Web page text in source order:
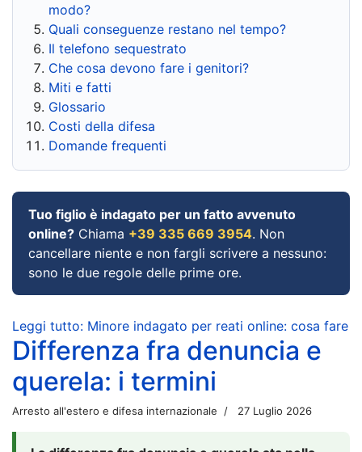
modo?
Quali conseguenze restano nel tempo?
Il telefono sequestrato
Che cosa devono fare i genitori?
Miti e fatti
Glossario
Costi della difesa
Domande frequenti
Tuo figlio è indagato per un fatto avvenuto
online? Chiama +39 335 669 3954. Non
cancellare niente e non fargli scrivere a nessuno:
sono le due regole delle prime ore.
Leggi tutto: Minore indagato per reati online: cosa fare
Differenza fra denuncia e
querela: i termini
Arresto all'estero e difesa internazionale 27 Luglio 2026